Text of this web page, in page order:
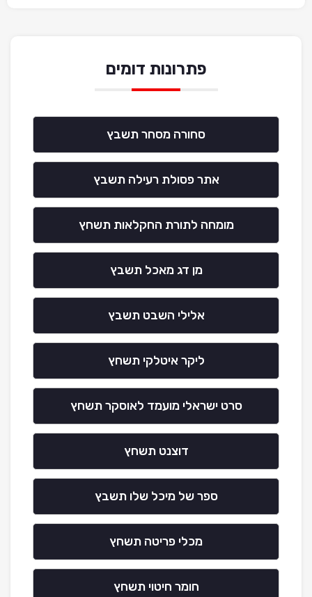
פתרונות דומים
סחורה מסחר תשבץ
אתר פסולת רעילה תשבץ
מומחה לתורת החקלאות תשחץ
מן דג מאכל תשבץ
אלילי השבט תשבץ
ליקר איטלקי תשחץ
סרט ישראלי מועמד לאוסקר תשחץ
דוצנט תשחץ
ספר של מיכל שלו תשבץ
מכלי פריטה תשחץ
חומר חיטוי תשחץ